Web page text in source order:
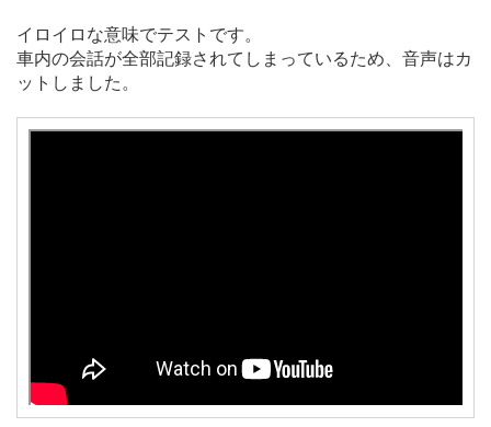
イロイロな意味でテストです。
車内の会話が全部記録されてしまっているため、音声はカ
ットしました。